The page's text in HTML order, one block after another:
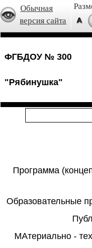
Обычная
версия сайта
ФГБДОУ № 300
"Рябинушка"
Программа
Образовательные
МАтериально -